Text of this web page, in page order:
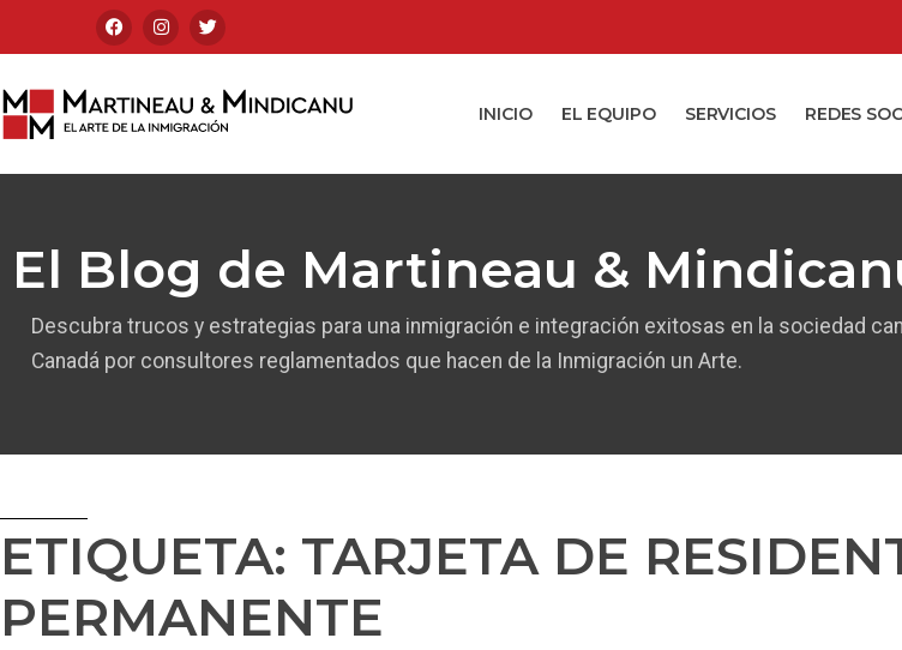
INICIO EL EQUIPO SERVICIOS REDES
El Blog de Martineau &
Descubra trucos y estrategias para una inmigración e integración exitosas en la sociedad
Canadá por consultores reglamentados que hacen de la Inmigración un Arte.
ETIQUETA: TARJETA DE
PERMANENTE